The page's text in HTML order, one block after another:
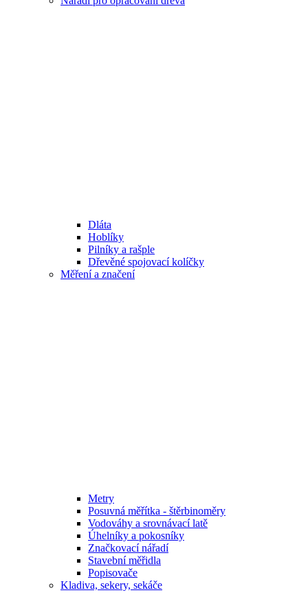
Dláta
Hoblíky
Pilníky a rašple
Dřevěné spojovací kolíčky
Měření a značení
Metry
Posuvná měřítka - štěrbinoměry
Vodováhy a srovnávací latě
Úhelníky a pokosníky
Značkovací nářadí
Stavební měřidla
Popisovače
Kladiva, sekery, sekáče